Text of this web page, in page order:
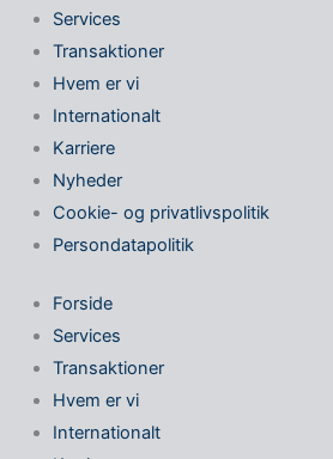
Services
Transaktioner
Hvem er vi
Internationalt
Karriere
Nyheder
Cookie- og privatlivspolitik
Persondatapolitik
Forside
Services
Transaktioner
Hvem er vi
Internationalt